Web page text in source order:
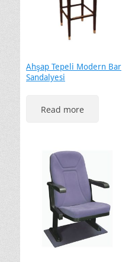
Ahşap Tepeli Modern Bar
Sandalyesi
Read more